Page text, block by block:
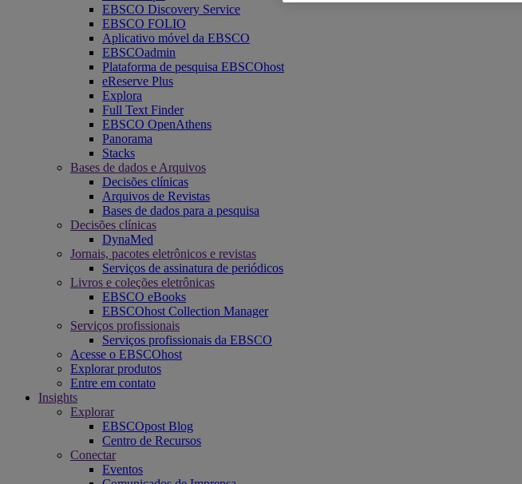
EBSCO Discovery Service
EBSCO FOLIO
Aplicativo móvel da EBSCO
EBSCOadmin
Plataforma de pesquisa EBSCOhost
eReserve Plus
Explora
Full Text Finder
EBSCO OpenAthens
Panorama
Stacks
Bases de dados e Arquivos
Decisões clínicas
Arquivos de Revistas
Bases de dados para a pesquisa
Decisões clínicas
DynaMed
Jornais, pacotes eletrônicos e revistas
Serviços de assinatura de periódicos
Livros e coleções eletrônicas
EBSCO eBooks
EBSCOhost Collection Manager
Serviços profissionais
Serviços profissionais da EBSCO
Acesse o EBSCOhost
Explorar produtos
Entre em contato
Insights
Explorar
EBSCOpost Blog
Centro de Recursos
Conectar
Eventos